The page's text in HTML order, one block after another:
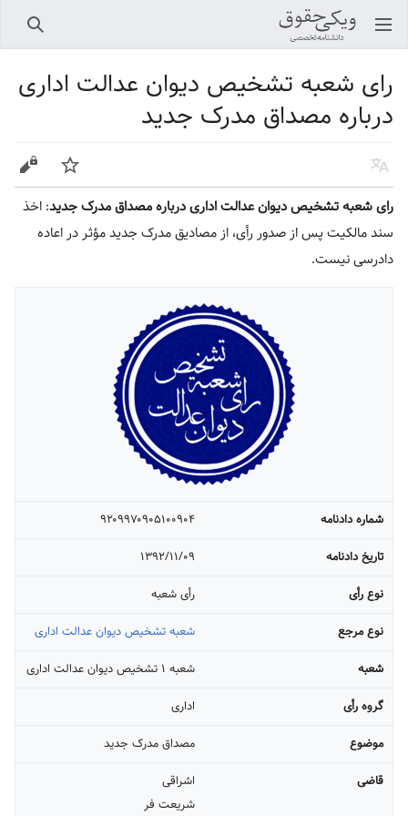
باز کردن منو اصلی جستجو
رای شعبه تشخیص دیوان عدالت اداری
درباره مصداق مدرک جدید
زبان پیگیری ویرایش
رای شعبه تشخیص دیوان عدالت اداری درباره مصداق مدرک جدید: اخذ
سند مالکیت پس از صدور رأی، از مصادیق مدرک جدید مؤثر در اعاده
دادرسی نیست.
شماره دادنامه
۹۲۰۹۹۷۰۹۰۵۱۰۰۹۰۴
تاریخ دادنامه
۱۳۹۲/۱۱/۰۹
نوع رأی
رأی شعبه
نوع مرجع
شعبه تشخیص دیوان عدالت اداری
شعبه
شعبه ۱ تشخیص دیوان عدالت اداری
گروه رأی
اداری
موضوع
مصداق مدرک جدید
قاضی
اشراقی
شریعت فر